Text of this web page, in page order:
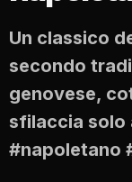
Un classico
secondo
genovese,
sfilaccia solo
#napoletano